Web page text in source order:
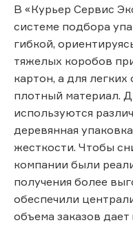
В «Курьер Сервис
системе подбора
гибкой,
тяжелых коробов
картон, а для
плотный материал.
используются
деревянная
жесткости. Чтобы
компании были
получения более
обеспечили
объема заказов